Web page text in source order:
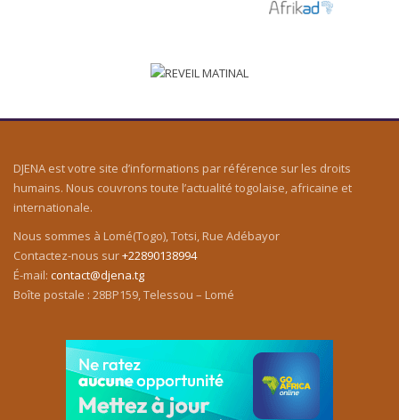
DJENA est votre site d’informations par référence sur les droits
humains. Nous couvrons toute l’actualité togolaise, africaine et
internationale.
Nous sommes à Lomé(Togo), Totsi, Rue Adébayor
Contactez-nous sur+22890138994
É-mail: contact@djena.tg
Boîte postale : 28BP159, Telessou – Lomé